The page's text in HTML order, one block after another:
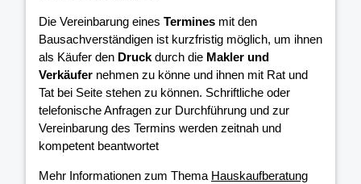
Die Vereinbarung eines Termines mit den
Bausachverständigen ist kurzfristig möglich, um ihnen
als Käufer den Druck durch die Makler und
Verkäufer nehmen zu könne und ihnen mit Rat und
Tat bei Seite stehen zu können. Schriftliche oder
telefonische Anfragen zur Durchführung und zur
Vereinbarung des Termins werden zeitnah und
kompetent beantwortet
Mehr Informationen zum Thema Hauskaufberatung